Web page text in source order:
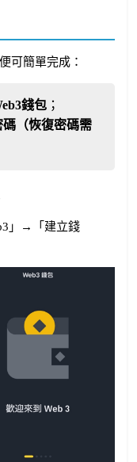
可簡單完成：
錢包 ；
（恢復密碼需
」→「建立錢